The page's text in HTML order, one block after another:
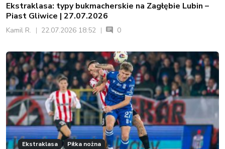
Ekstraklasa: typy bukmacherskie na Zagłębie Lubin –
Piast Gliwice | 27.07.2026
Kamil R. 22.07.2026 18:52 0
Ekstraklasa Piłka nożna